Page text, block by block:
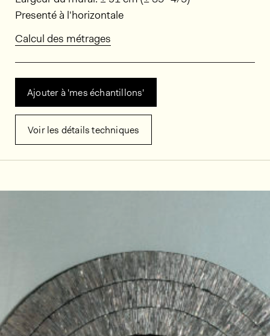
Presenté à l'horizontale
Calcul des métrages
Ajouter à 'mes échantillons'
Voir les détails techniques